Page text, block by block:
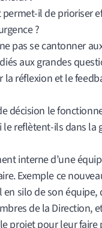
il de prioriser
?
pas se cantonner
aux grandes
réflexion et le
décision le
reflètent-ils dans la
interne d’une
Exemple ce
silo de son
de la Direction,
projet pour leur